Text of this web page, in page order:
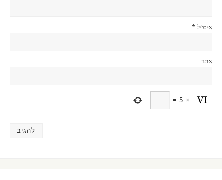
אימייל*
אתר
×
5
=